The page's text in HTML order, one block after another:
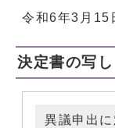
令和6年3月15
決定書の写し
異議申出